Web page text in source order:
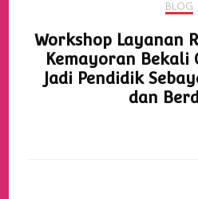
BLOG
Workshop Layanan
Kemayoran Bekali
Jadi Pendidik
dan